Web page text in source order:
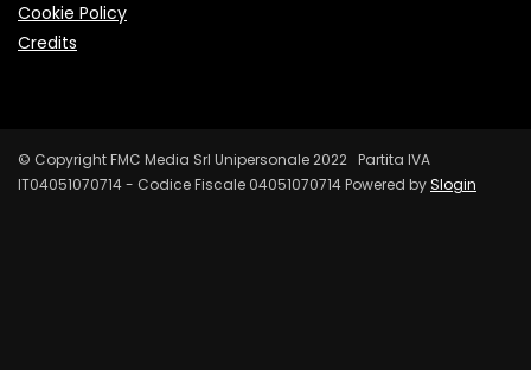
Cookie Policy
Credits
© Copyright FMC Media Srl Unipersonale 2022 Partita IVA
IT04051070714 - Codice Fiscale 04051070714 Powered bySlogin